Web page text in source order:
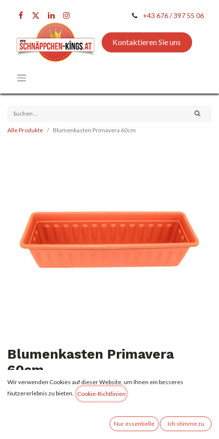
+43 676 / 397 55 06
Kontaktieren Sie uns
Alle Produkte Blumenkasten Primavera 60cm
Blumenkasten Primavera
60cm
2,29€ Alle Preise inkl. MwSt.zzgl. Versandkosten
Wir verwenden Cookies auf dieser Website, um Ihnen ein besseres
Nutzererlebnis zu bieten.
Cookie-Richtlinien
Nur essentielle Ich stimme zu